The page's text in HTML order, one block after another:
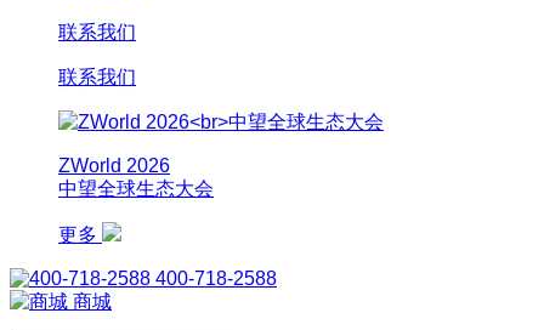
联系我们
联系我们
ZWorld 2026
中望全球生态大会
更多
400-718-2588
商城